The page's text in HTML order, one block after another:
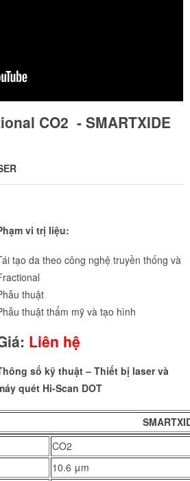
CO2 - SMARTXIDE
vi trị liệu:
tạo da theo công nghệ truyền thống và
thuật
thuật thẩm mỹ và tạo hình
Liên hệ
số kỹ thuật – Thiết bị laser và
quét Hi-Scan DOT
CO2
10.6 μm